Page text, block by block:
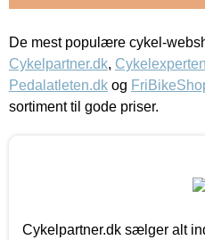
De mest populære cykel-
Cykelpartner.dk,
Pedalatleten.dk og
sortiment til gode priser.
Cykelpartner.dk sælger alt